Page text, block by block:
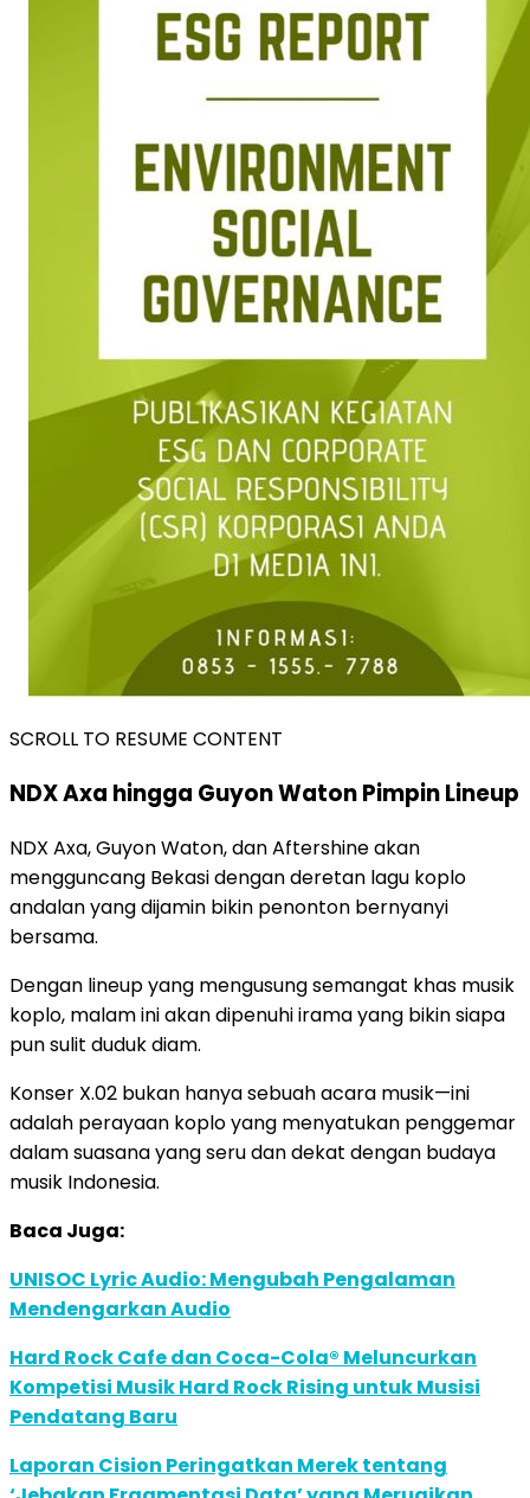
SCROLL TO RESUME CONTENT
NDX Axa hingga Guyon Waton Pimpin Lineup
NDX Axa, Guyon Waton, dan Aftershine akan
mengguncang Bekasi dengan deretan lagu koplo
andalan yang dijamin bikin penonton bernyanyi
bersama.
Dengan lineup yang mengusung semangat khas musik
koplo, malam ini akan dipenuhi irama yang bikin siapa
pun sulit duduk diam.
Konser X.02 bukan hanya sebuah acara musik—ini
adalah perayaan koplo yang menyatukan penggemar
dalam suasana yang seru dan dekat dengan budaya
musik Indonesia.
Baca Juga:
UNISOC Lyric Audio: Mengubah Pengalaman
Mendengarkan Audio
Hard Rock Cafe dan Coca-Cola® Meluncurkan
Kompetisi Musik Hard Rock Rising untuk Musisi
Pendatang Baru
Laporan Cision Peringatkan Merek tentang